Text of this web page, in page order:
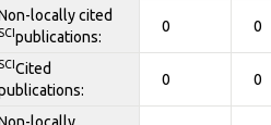
locally cited
publications:
0 0
Cited
0 0
locally